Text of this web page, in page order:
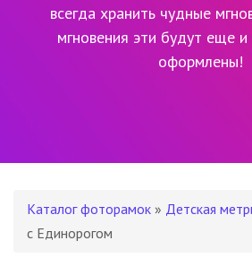
всегда хранить чудные
мгновения эти будут еще
оформлены!
Каталог фоторамок » Детская
с Единорогом